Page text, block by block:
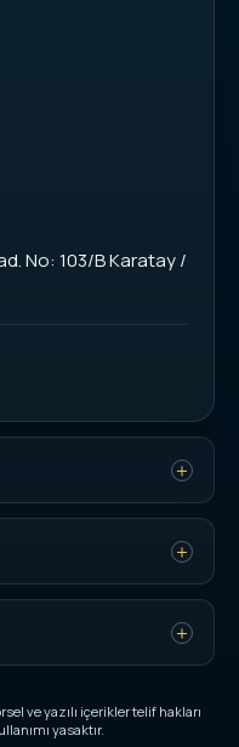
No: 103/B Karatay /
ve yazılı içerikler telif hakları
yasaktır.